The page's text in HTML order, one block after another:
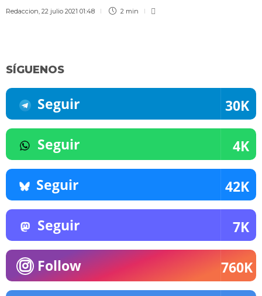
Redaccion, 22 julio 2021 01:48 2 min
SÍGUENOS
Seguir 30K
Seguir 4K
Seguir 42K
Seguir 7K
Follow 760K